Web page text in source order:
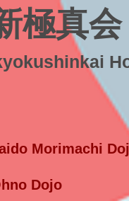
極真
Morimachi
Dojo